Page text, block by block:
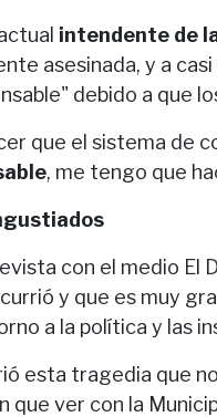
intendente de
asesinada, y a
debido a que
que el sistema de
, me tengo que
con el medio El
y que es muy
a la política y las
esta tragedia que
que ver con la